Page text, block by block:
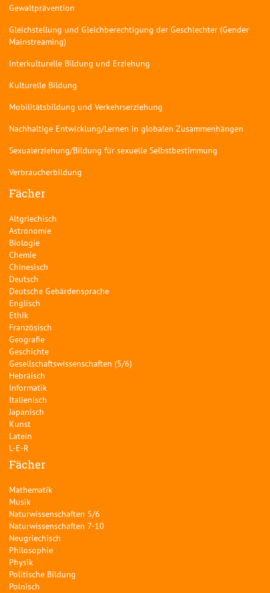
Gewaltprävention
Gleichstellung und Gleichberechtigung der Geschlechter (Gender
Mainstreaming)
Interkulturelle Bildung und Erziehung
Kulturelle Bildung
Mobilitätsbildung und Verkehrserziehung
Nachhaltige Entwicklung/Lernen in globalen Zusammenhängen
Sexualerziehung/Bildung für sexuelle Selbstbestimmung
Verbraucherbildung
Fächer
Altgriechisch
Astronomie
Biologie
Chemie
Chinesisch
Deutsch
Deutsche Gebärdensprache
Englisch
Ethik
Französisch
Geografie
Geschichte
Gesellschaftswissenschaften (5/6)
Hebräisch
Informatik
Italienisch
Japanisch
Kunst
Latein
L-E-R
Fächer
Mathematik
Musik
Naturwissenschaften 5/6
Naturwissenschaften 7-10
Neugriechisch
Philosophie
Physik
Politische Bildung
Polnisch